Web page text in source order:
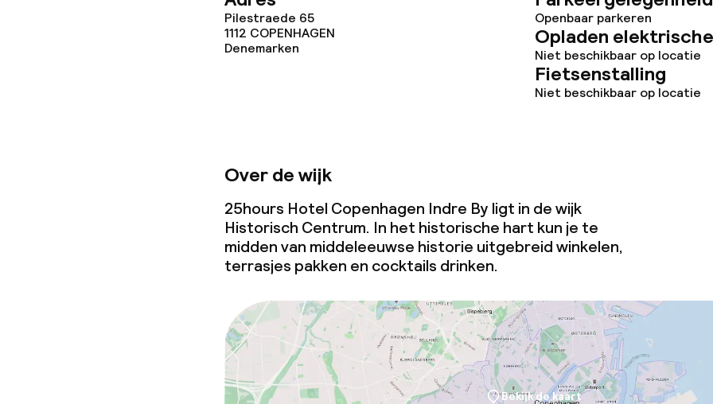
Diner à la carte
Vegetarische opties
Schoonmaakvoorzieningen
Wasservice
Zakelijke faciliteiten
Vergaderruimte
Pilestraede 65
1112 COPENHAGEN
Denemarken
Openbaar parkeren
Opladen
Niet beschikbaar op locatie
Fietsenstalling
Niet beschikbaar op locatie
Over de wijk
25hours Hotel Copenhagen Indre By ligt in de wijk
Historisch Centrum. In het historische hart kun je te
midden van middeleeuwse historie uitgebreid winkelen,
terrasjes pakken en cocktails drinken.
Bekijk de kaart